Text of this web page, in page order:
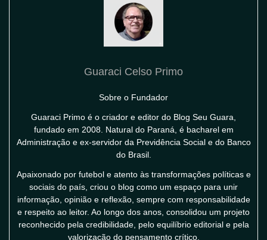
Guaraci Celso Primo
Sobre o Fundador
Guaraci Primo é o criador e editor do Blog Seu Guara,
fundado em 2008. Natural do Paraná, é bacharel em
Administração e ex-servidor da Previdência Social e do Banco
do Brasil.
Apaixonado por futebol e atento às transformações políticas e
sociais do país, criou o blog como um espaço para unir
informação, opinião e reflexão, sempre com responsabilidade
e respeito ao leitor. Ao longo dos anos, consolidou um projeto
reconhecido pela credibilidade, pelo equilíbrio editorial e pela
valorização do pensamento crítico.